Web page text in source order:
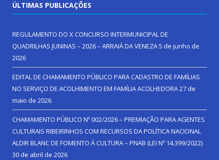
ÚLTIMAS PUBLICAÇÕES
REGULAMENTO DO X CONCURSO INTERMUNICIPAL DE
QUADRILHAS JUNINAS – 2026 – ARRAIÁ DA VENEZA5 de junho de
2026
EDITAL DE CHAMAMENTO PÚBLICO PARA CADASTRO DE FAMÍLIAS
NO SERVIÇO DE ACOLHIMENTO EM FAMÍLIA ACOLHEDORA27 de
maio de 2026
CHAMAMENTO PÚBLICO Nº 002/2026 – PREMIAÇÃO PARA AGENTES
CULTURAIS RIBEIRINHOS COM RECURSOS DA POLÍTICA NACIONAL
ALDIR BLANC DE FOMENTO Á CULTURA – PNAB (LEI Nº 14.399/2022)
30 de abril de 2026